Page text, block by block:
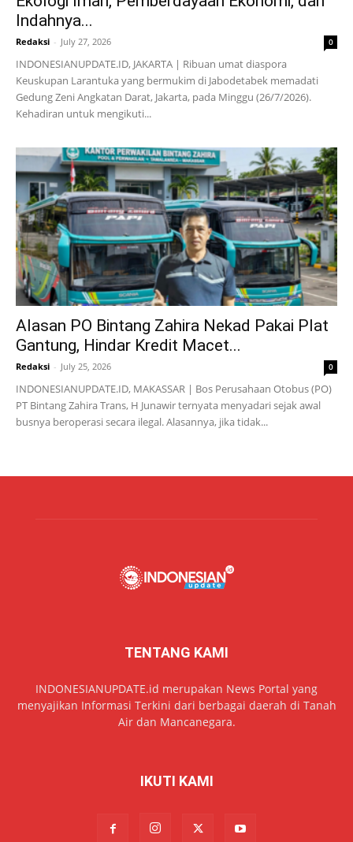
Indahnya...
Redaksi - July 27, 2026 0
INDONESIANUPDATE.ID, JAKARTA | Ribuan umat diaspora
Keuskupan Larantuka yang bermukim di Jabodetabek memadati
Gedung Zeni Angkatan Darat, Jakarta, pada Minggu (26/7/2026).
Kehadiran untuk mengikuti...
Alasan PO Bintang Zahira Nekad Pakai Plat
Gantung, Hindar Kredit Macet...
Redaksi - July 25, 2026 0
INDONESIANUPDATE.ID, MAKASSAR | Bos Perusahaan Otobus (PO)
PT Bintang Zahira Trans, H Junawir ternyata menyadari sejak awal
busnya beroperasi secara ilegal. Alasannya, jika tidak...
TENTANG KAMI
INDONESIANUPDATE.id merupakan News Portal yang
menyajikan Informasi Terkini dari berbagai daerah di Tanah
Air dan Mancanegara.
IKUTI KAMI